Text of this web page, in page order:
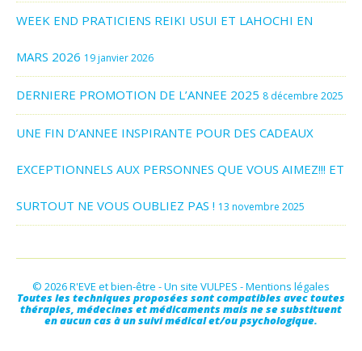
WEEK END PRATICIENS REIKI USUI ET LAHOCHI EN
MARS 2026 19 janvier 2026
DERNIERE PROMOTION DE L’ANNEE 2025 8 décembre 2025
UNE FIN D’ANNEE INSPIRANTE POUR DES CADEAUX
EXCEPTIONNELS AUX PERSONNES QUE VOUS AIMEZ!!! ET
SURTOUT NE VOUS OUBLIEZ PAS ! 13 novembre 2025
© 2026 R'EVE et bien-être - Un site VULPES -Mentions légales
Toutes les techniques proposées sont compatibles avec toutes
thérapies, médecines et médicaments mais ne se substituent
en aucun cas à un suivi médical et/ou psychologique.